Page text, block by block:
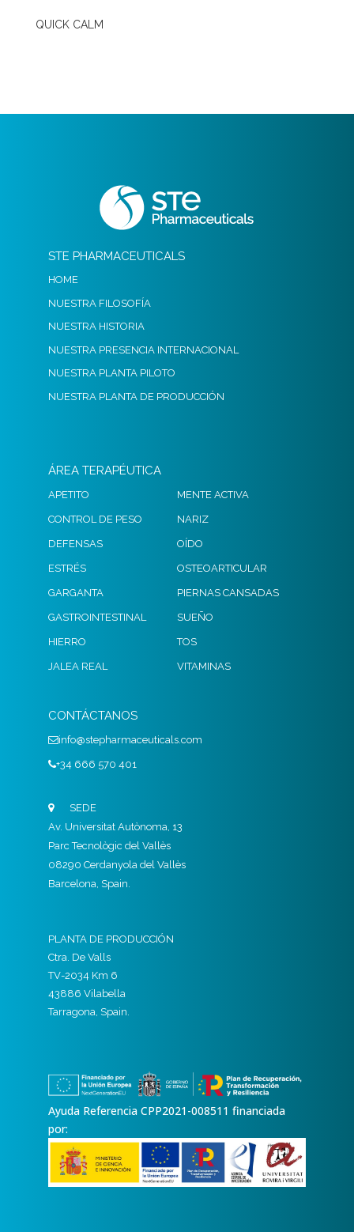
QUICK CALM
STE PHARMACEUTICALS
HOME
NUESTRA FILOSOFÍA
NUESTRA HISTORIA
NUESTRA PRESENCIA INTERNACIONAL
NUESTRA PLANTA PILOTO
NUESTRA PLANTA DE PRODUCCIÓN
ÁREA TERAPÉUTICA
APETITO
CONTROL DE PESO
DEFENSAS
ESTRÉS
GARGANTA
GASTROINTESTINAL
HIERRO
JALEA REAL
MENTE ACTIVA
NARIZ
OÍDO
OSTEOARTICULAR
PIERNAS CANSADAS
SUEÑO
TOS
VITAMINAS
CONTÁCTANOS
info@stepharmaceuticals.com
+34 666 570 401
SEDE
Av. Universitat Autònoma, 13
Parc Tecnològic del Vallès
08290 Cerdanyola del Vallès
Barcelona, Spain.
PLANTA DE PRODUCCIÓN
Ctra. De Valls
TV-2034 Km 6
43886 Vilabella
Tarragona, Spain.
Ayuda Referencia CPP2021-008511 financiada
por: